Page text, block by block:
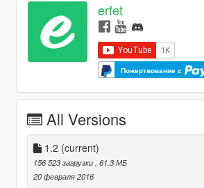
erfet
Пожертвование с
All Versions
1.2 (current)
156 523 загрузки , 61,3 МБ
20 февраля 2016